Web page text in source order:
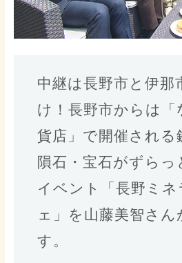
中継は長野市と伊那
け！長野市からは「
貨店」で開催される
隕石・宝石がずらっ
イベント「長野ミネ
ェ」を山藤美智さん
す。